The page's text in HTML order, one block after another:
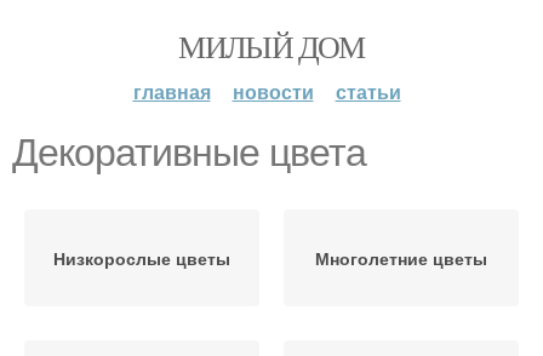
МИЛЫЙ ДОМ
главная новости статьи
Декоративные цвета
Низкорослые цветы Многолетние цветы